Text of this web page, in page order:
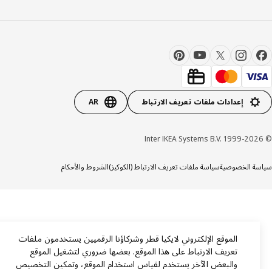
إعدادات ملفات تعريف الارتباط AR
الخصوصيةسياسة ملفات تعريف الارتباط (الكوكيز)الشروط والأحكام
الموقع الإلكتروني لايكيا قطر وشركاؤنا الرقميين يستخدمون ملفات
تعريف الارتباط على هذا الموقع. بعضها ضروري لتشغيل الموقع
والبعض الآخر يستخدم لقياس استخدام الموقع، وتمكين التخصيص